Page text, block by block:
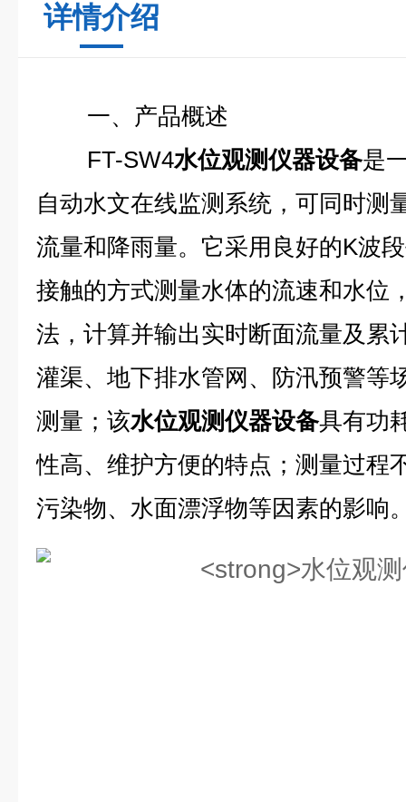
详情介绍
一、产品概述
FT-SW4水位观测仪器设备是
自动水文在线监测系统，可同时测
流量和降雨量。它采用良好的K波
接触的方式测量水体的流速和水位
法，计算并输出实时断面流量及累
灌渠、地下排水管网、防汛预警等
测量；该水位观测仪器设备具有功
性高、维护方便的特点；测量过程
污染物、水面漂浮物等因素的影响